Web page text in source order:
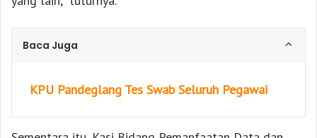
Baca Juga
KPU Pandeglang Tes Swab Seluruh Pegawai